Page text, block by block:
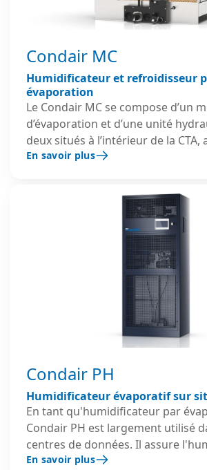
Condair MC
Humidificateur et refroidisseur
évaporation
Le Condair MC se compose d’un
d’évaporation et d’une unité
deux situés à l’intérieur de la CTA,
panneau de commande monté à
d’humidité et environ 245 kW de
adiabatique, avec une
média d’évaporation en fibre de
durée, imprégné d’un agent
une structure en inox. L’eau est
module d’évaporation en trois
selon la demande d’humidité,
En savoir plus
Condair PH
Humidificateur évaporatif sur
En tant qu'humidificateur par
Condair PH est largement utilisé
centres de données. Il assure
adiabatique et le refroidissement
En savoir plus